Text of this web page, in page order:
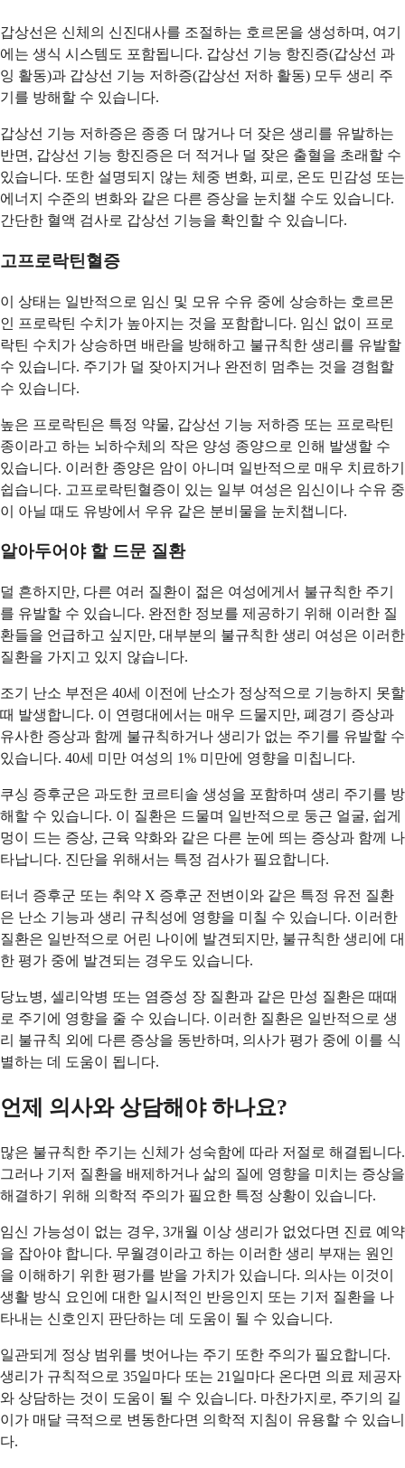
갑상선은 신체의 신진대사를 조절하는 호르몬을 생성하며, 여기
에는 생식 시스템도 포함됩니다. 갑상선 기능 항진증(갑상선 과
잉 활동)과 갑상선 기능 저하증(갑상선 저하 활동) 모두 생리 주
기를 방해할 수 있습니다.
갑상선 기능 저하증은 종종 더 많거나 더 잦은 생리를 유발하는
반면, 갑상선 기능 항진증은 더 적거나 덜 잦은 출혈을 초래할 수
있습니다. 또한 설명되지 않는 체중 변화, 피로, 온도 민감성 또는
에너지 수준의 변화와 같은 다른 증상을 눈치챌 수도 있습니다.
간단한 혈액 검사로 갑상선 기능을 확인할 수 있습니다.
고프로락틴혈증
이 상태는 일반적으로 임신 및 모유 수유 중에 상승하는 호르몬
인 프로락틴 수치가 높아지는 것을 포함합니다. 임신 없이 프로
락틴 수치가 상승하면 배란을 방해하고 불규칙한 생리를 유발할
수 있습니다. 주기가 덜 잦아지거나 완전히 멈추는 것을 경험할
수 있습니다.
높은 프로락틴은 특정 약물, 갑상선 기능 저하증 또는 프로락틴
종이라고 하는 뇌하수체의 작은 양성 종양으로 인해 발생할 수
있습니다. 이러한 종양은 암이 아니며 일반적으로 매우 치료하기
쉽습니다. 고프로락틴혈증이 있는 일부 여성은 임신이나 수유 중
이 아닐 때도 유방에서 우유 같은 분비물을 눈치챕니다.
알아두어야 할 드문 질환
덜 흔하지만, 다른 여러 질환이 젊은 여성에게서 불규칙한 주기
를 유발할 수 있습니다. 완전한 정보를 제공하기 위해 이러한 질
환들을 언급하고 싶지만, 대부분의 불규칙한 생리 여성은 이러한
질환을 가지고 있지 않습니다.
조기 난소 부전은 40세 이전에 난소가 정상적으로 기능하지 못할
때 발생합니다. 이 연령대에서는 매우 드물지만, 폐경기 증상과
유사한 증상과 함께 불규칙하거나 생리가 없는 주기를 유발할 수
있습니다. 40세 미만 여성의 1% 미만에 영향을 미칩니다.
쿠싱 증후군은 과도한 코르티솔 생성을 포함하며 생리 주기를 방
해할 수 있습니다. 이 질환은 드물며 일반적으로 둥근 얼굴, 쉽게
멍이 드는 증상, 근육 약화와 같은 다른 눈에 띄는 증상과 함께 나
타납니다. 진단을 위해서는 특정 검사가 필요합니다.
터너 증후군 또는 취약 X 증후군 전변이와 같은 특정 유전 질환
은 난소 기능과 생리 규칙성에 영향을 미칠 수 있습니다. 이러한
질환은 일반적으로 어린 나이에 발견되지만, 불규칙한 생리에 대
한 평가 중에 발견되는 경우도 있습니다.
당뇨병, 셀리악병 또는 염증성 장 질환과 같은 만성 질환은 때때
로 주기에 영향을 줄 수 있습니다. 이러한 질환은 일반적으로 생
리 불규칙 외에 다른 증상을 동반하며, 의사가 평가 중에 이를 식
별하는 데 도움이 됩니다.
언제 의사와 상담해야 하나요?
많은 불규칙한 주기는 신체가 성숙함에 따라 저절로 해결됩니다.
그러나 기저 질환을 배제하거나 삶의 질에 영향을 미치는 증상을
해결하기 위해 의학적 주의가 필요한 특정 상황이 있습니다.
임신 가능성이 없는 경우, 3개월 이상 생리가 없었다면 진료 예약
을 잡아야 합니다. 무월경이라고 하는 이러한 생리 부재는 원인
을 이해하기 위한 평가를 받을 가치가 있습니다. 의사는 이것이
생활 방식 요인에 대한 일시적인 반응인지 또는 기저 질환을 나
타내는 신호인지 판단하는 데 도움이 될 수 있습니다.
일관되게 정상 범위를 벗어나는 주기 또한 주의가 필요합니다.
생리가 규칙적으로 35일마다 또는 21일마다 온다면 의료 제공자
와 상담하는 것이 도움이 될 수 있습니다. 마찬가지로, 주기의 길
이가 매달 극적으로 변동한다면 의학적 지침이 유용할 수 있습니
다.